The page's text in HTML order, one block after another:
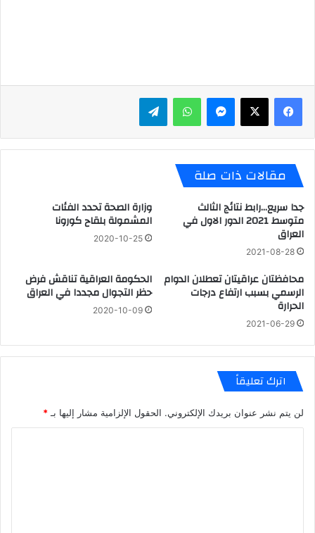
ماسنجر واتساب تيلقرام
مقالات ذات صلة
جدا سريع…رابط نتائج الثالث
متوسط 2021 الدور الاول في
العراق
2021-08-28
وزارة الصحة تحدد الفئات
المشمولة بلقاح كورونا
2020-10-25
محافظتان عراقيتان تعطلان الدوام
الرسمي بسبب ارتفاع درجات
الحرارة
2021-06-29
الحكومة العراقية تناقش فرض
حظر التجوال مجددا في العراق
2020-10-09
اترك تعليقاً
لن يتم نشر عنوان بريدك الإلكتروني. الحقول الإلزامية مشار إليها بـ *